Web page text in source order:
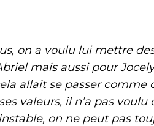
on a voulu lui mettre
mais aussi pour
allait se passer comme
valeurs, il n’a pas voulu
on ne peut pas